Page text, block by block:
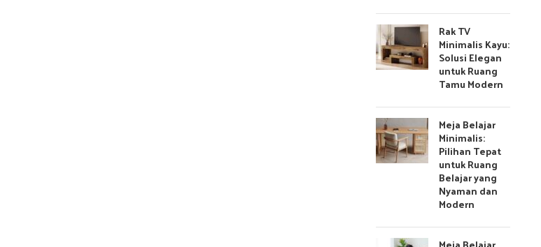
Rak TV
Minimalis Kayu:
Solusi Elegan
untuk Ruang
Tamu Modern
Meja Belajar
Minimalis:
Pilihan Tepat
untuk Ruang
Belajar yang
Nyaman dan
Modern